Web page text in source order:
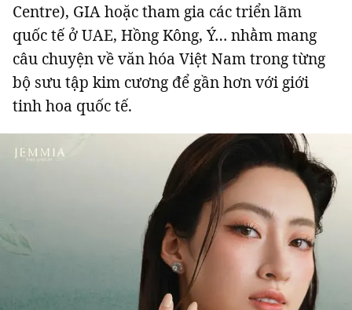
Centre), GIA hoặc tham gia các triển lãm
quốc tế ở UAE, Hồng Kông, Ý… nhằm mang
câu chuyện về văn hóa Việt Nam trong từng
bộ sưu tập kim cương để gần hơn với giới
tinh hoa quốc tế.